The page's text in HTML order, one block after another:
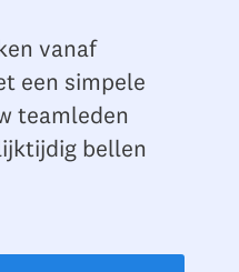
vanaf
een simpele
teamleden
bellen